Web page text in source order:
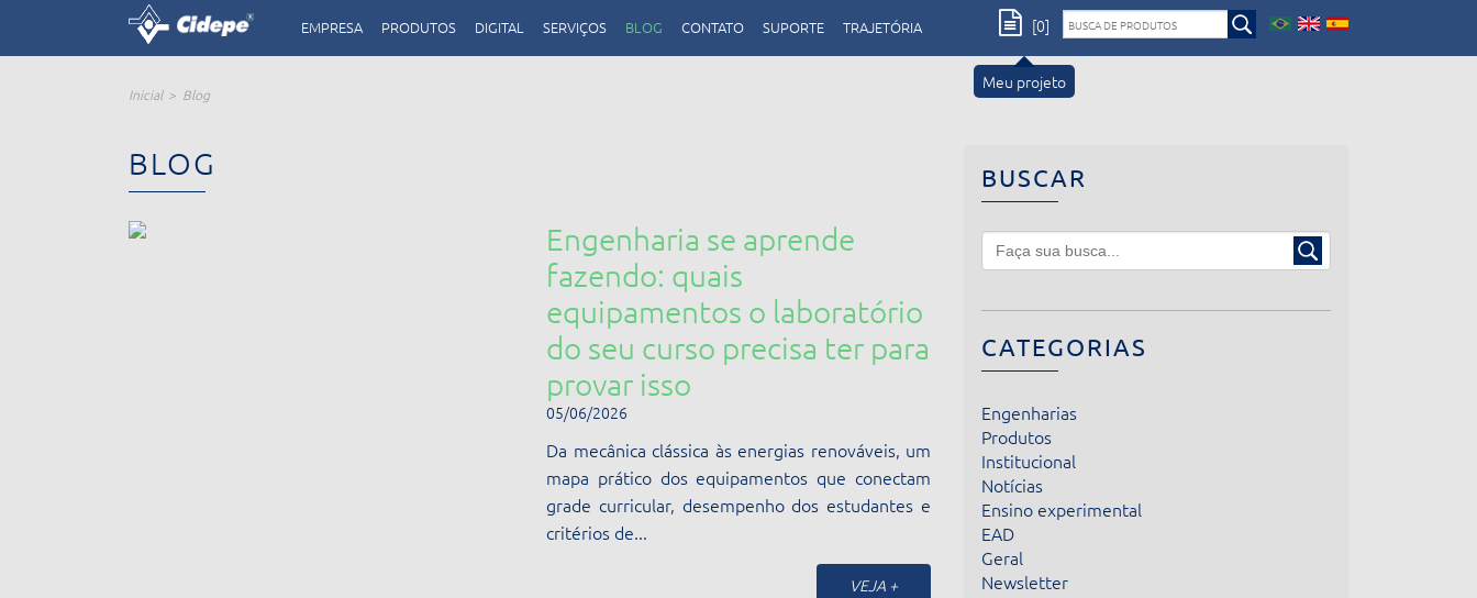
EMPRESA PRODUTOS DIGITAL SERVIÇOS BLOG CONTATO SUPORTE TRAJETÓRIA
Meu projeto
[0]
Inicial Blog
BLOG
Engenharia se aprende
fazendo: quais
equipamentos o laboratório
do seu curso precisa ter para
provar isso
05/06/2026
Da mecânica clássica às energias renováveis, um
mapa prático dos equipamentos que conectam
grade curricular, desempenho dos estudantes e
critérios de...
VEJA +
BUSCAR
CATEGORIAS
Engenharias
Produtos
Institucional
Notícias
Ensino experimental
EAD
Geral
Newsletter